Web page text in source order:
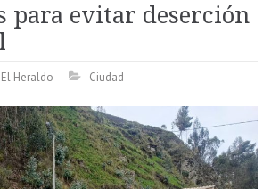
para evitar deserción
El Heraldo Ciudad